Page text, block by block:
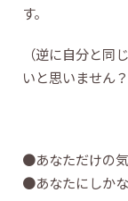
す。
（逆に自分と同
いと思いません？
●あなただけの
●あなたにしか